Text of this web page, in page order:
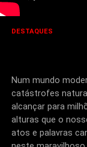
DESTAQUES
Num mundo
catástrofes
alcançar para
alturas que o
atos e palavras